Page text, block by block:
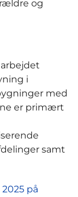
og
i
med
er primært
samt
på